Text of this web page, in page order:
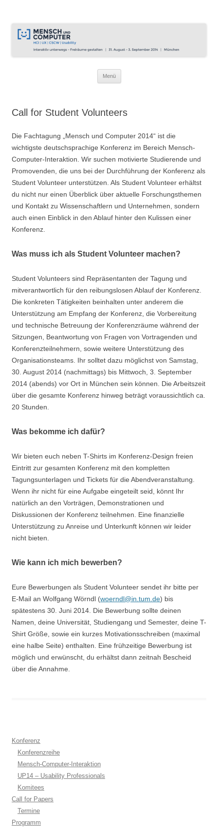
Mensch und Computer 2014
Menü
Call for Student Volunteers
Die Fachtagung „Mensch und Computer 2014“ ist die
wichtigste deutschsprachige Konferenz im Bereich Mensch-
Computer-Interaktion. Wir suchen motivierte Studierende und
Promovenden, die uns bei der Durchführung der Konferenz als
Student Volunteer unterstützen. Als Student Volunteer erhältst
du nicht nur einen Überblick über aktuelle Forschungsthemen
und Kontakt zu Wissenschaftlern und Unternehmen, sondern
auch einen Einblick in den Ablauf hinter den Kulissen einer
Konferenz.
Was muss ich als Student Volunteer machen?
Student Volunteers sind Repräsentanten der Tagung und
mitverantwortlich für den reibungslosen Ablauf der Konferenz.
Die konkreten Tätigkeiten beinhalten unter anderem die
Unterstützung am Empfang der Konferenz, die Vorbereitung
und technische Betreuung der Konferenzräume während der
Sitzungen, Beantwortung von Fragen von Vortragenden und
Konferenzteilnehmern, sowie weitere Unterstützung des
Organisationsteams. Ihr solltet dazu möglichst von Samstag,
30. August 2014 (nachmittags) bis Mittwoch, 3. September
2014 (abends) vor Ort in München sein können. Die Arbeitszeit
über die gesamte Konferenz hinweg beträgt voraussichtlich ca.
20 Stunden.
Was bekomme ich dafür?
Wir bieten euch neben T-Shirts im Konferenz-Design freien
Eintritt zur gesamten Konferenz mit den kompletten
Tagungsunterlagen und Tickets für die Abendveranstaltung.
Wenn ihr nicht für eine Aufgabe eingeteilt seid, könnt Ihr
natürlich an den Vorträgen, Demonstrationen und
Diskussionen der Konferenz teilnehmen. Eine finanzielle
Unterstützung zu Anreise und Unterkunft können wir leider
nicht bieten.
Wie kann ich mich bewerben?
Eure Bewerbungen als Student Volunteer sendet ihr bitte per
E-Mail an Wolfgang Wörndl (woerndl@in.tum.de) bis
spätestens 30. Juni 2014. Die Bewerbung sollte deinen
Namen, deine Universität, Studiengang und Semester, deine T-
Shirt Größe, sowie ein kurzes Motivationsschreiben (maximal
eine halbe Seite) enthalten. Eine frühzeitige Bewerbung ist
möglich und erwünscht, du erhältst dann zeitnah Bescheid
über die Annahme.
Konferenz
Konferenzreihe
Mensch-Computer-Interaktion
UP14 – Usability Professionals
Komitees
Call for Papers
Termine
Programm